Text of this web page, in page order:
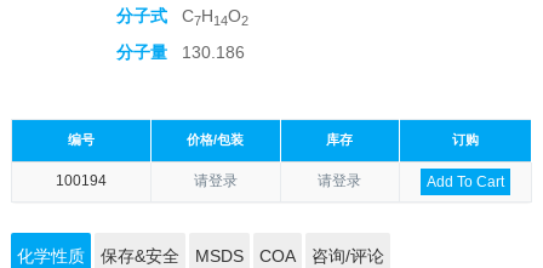
分子式
C7H14O2
分子量 130.186
编号 价格/包装 库存 订购
100194 请登录 请登录 Add To Cart
化学性质 保存&安全 MSDS COA 咨询/评论